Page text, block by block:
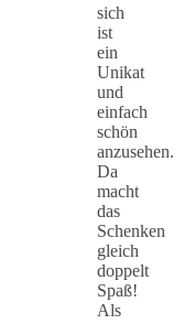
sich
ist
ein
Unikat
und
einfach
schön
anzusehen.
Da
macht
das
Schenken
gleich
doppelt
Spaß!
Als